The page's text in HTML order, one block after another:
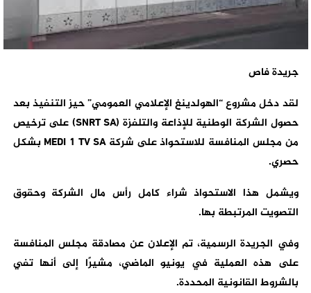
جريدة فاص
لقد دخل مشروع “الهولدينغ الإعلامي العمومي” حيز التنفيذ بعد
حصول الشركة الوطنية للإذاعة والتلفزة (SNRT SA) على ترخيص
من مجلس المنافسة للاستحواذ على شركة MEDI 1 TV SA بشكل
حصري.
ويشمل هذا الاستحواذ شراء كامل رأس مال الشركة وحقوق
التصويت المرتبطة بها.
وفي الجريدة الرسمية، تم الإعلان عن مصادقة مجلس المنافسة
على هذه العملية في يونيو الماضي، مشيرًا إلى أنها تفي
بالشروط القانونية المحددة.